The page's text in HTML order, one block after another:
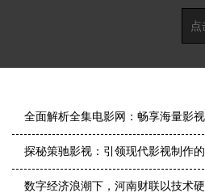
全面解析全集电影网：畅享海量影
探秘策驰影视：引领现代影视制作
数字经济浪潮下，河南财联以技术